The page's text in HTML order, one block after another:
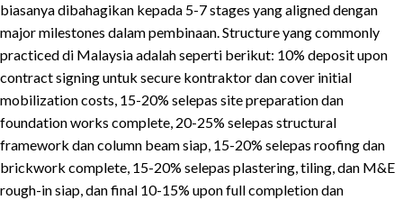
biasanya dibahagikan kepada 5-7 stages yang aligned dengan
major milestones dalam pembinaan. Structure yang commonly
practiced di Malaysia adalah seperti berikut: 10% deposit upon
contract signing untuk secure kontraktor dan cover initial
mobilization costs, 15-20% selepas site preparation dan
foundation works complete, 20-25% selepas structural
framework dan column beam siap, 15-20% selepas roofing dan
brickwork complete, 15-20% selepas plastering, tiling, dan M&E
rough-in siap, dan final 10-15% upon full completion dan